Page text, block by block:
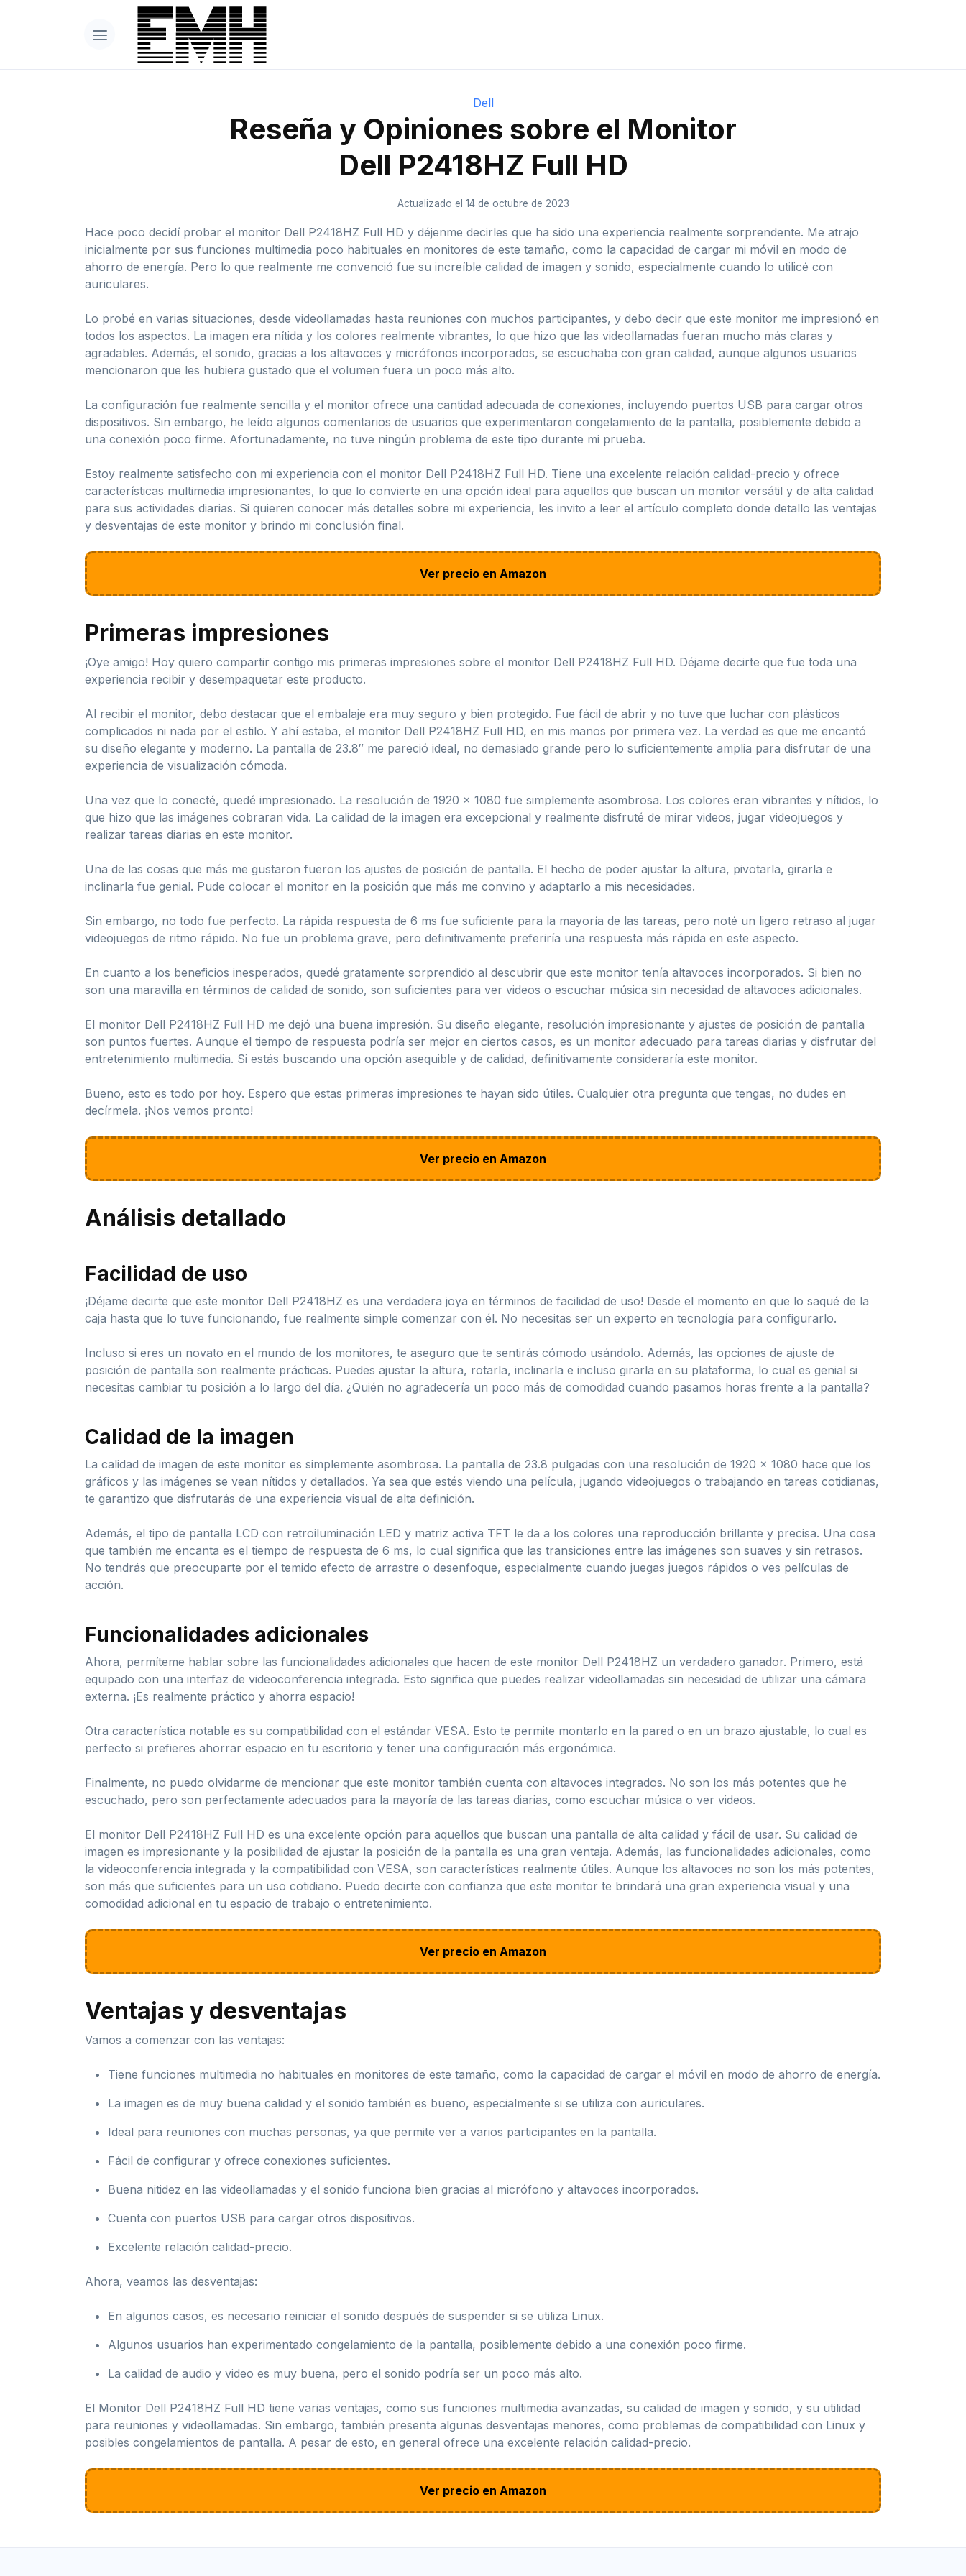
Dell
Reseña y Opiniones sobre el Monitor
Dell P2418HZ Full HD
Actualizado el 14 de octubre de 2023
Hace poco decidí probar el monitor Dell P2418HZ Full HD y déjenme decirles que ha sido una experiencia realmente sorprendente. Me atrajo
inicialmente por sus funciones multimedia poco habituales en monitores de este tamaño, como la capacidad de cargar mi móvil en modo de
ahorro de energía. Pero lo que realmente me convenció fue su increíble calidad de imagen y sonido, especialmente cuando lo utilicé con
auriculares.
Lo probé en varias situaciones, desde videollamadas hasta reuniones con muchos participantes, y debo decir que este monitor me impresionó en
todos los aspectos. La imagen era nítida y los colores realmente vibrantes, lo que hizo que las videollamadas fueran mucho más claras y
agradables. Además, el sonido, gracias a los altavoces y micrófonos incorporados, se escuchaba con gran calidad, aunque algunos usuarios
mencionaron que les hubiera gustado que el volumen fuera un poco más alto.
La configuración fue realmente sencilla y el monitor ofrece una cantidad adecuada de conexiones, incluyendo puertos USB para cargar otros
dispositivos. Sin embargo, he leído algunos comentarios de usuarios que experimentaron congelamiento de la pantalla, posiblemente debido a
una conexión poco firme. Afortunadamente, no tuve ningún problema de este tipo durante mi prueba.
Estoy realmente satisfecho con mi experiencia con el monitor Dell P2418HZ Full HD. Tiene una excelente relación calidad-precio y ofrece
características multimedia impresionantes, lo que lo convierte en una opción ideal para aquellos que buscan un monitor versátil y de alta calidad
para sus actividades diarias. Si quieren conocer más detalles sobre mi experiencia, les invito a leer el artículo completo donde detallo las ventajas
y desventajas de este monitor y brindo mi conclusión final.
Ver precio en Amazon
Primeras impresiones
¡Oye amigo! Hoy quiero compartir contigo mis primeras impresiones sobre el monitor Dell P2418HZ Full HD. Déjame decirte que fue toda una
experiencia recibir y desempaquetar este producto.
Al recibir el monitor, debo destacar que el embalaje era muy seguro y bien protegido. Fue fácil de abrir y no tuve que luchar con plásticos
complicados ni nada por el estilo. Y ahí estaba, el monitor Dell P2418HZ Full HD, en mis manos por primera vez. La verdad es que me encantó
su diseño elegante y moderno. La pantalla de 23.8″ me pareció ideal, no demasiado grande pero lo suficientemente amplia para disfrutar de una
experiencia de visualización cómoda.
Una vez que lo conecté, quedé impresionado. La resolución de 1920 x 1080 fue simplemente asombrosa. Los colores eran vibrantes y nítidos, lo
que hizo que las imágenes cobraran vida. La calidad de la imagen era excepcional y realmente disfruté de mirar videos, jugar videojuegos y
realizar tareas diarias en este monitor.
Una de las cosas que más me gustaron fueron los ajustes de posición de pantalla. El hecho de poder ajustar la altura, pivotarla, girarla e
inclinarla fue genial. Pude colocar el monitor en la posición que más me convino y adaptarlo a mis necesidades.
Sin embargo, no todo fue perfecto. La rápida respuesta de 6 ms fue suficiente para la mayoría de las tareas, pero noté un ligero retraso al jugar
videojuegos de ritmo rápido. No fue un problema grave, pero definitivamente preferiría una respuesta más rápida en este aspecto.
En cuanto a los beneficios inesperados, quedé gratamente sorprendido al descubrir que este monitor tenía altavoces incorporados. Si bien no
son una maravilla en términos de calidad de sonido, son suficientes para ver videos o escuchar música sin necesidad de altavoces adicionales.
El monitor Dell P2418HZ Full HD me dejó una buena impresión. Su diseño elegante, resolución impresionante y ajustes de posición de pantalla
son puntos fuertes. Aunque el tiempo de respuesta podría ser mejor en ciertos casos, es un monitor adecuado para tareas diarias y disfrutar del
entretenimiento multimedia. Si estás buscando una opción asequible y de calidad, definitivamente consideraría este monitor.
Bueno, esto es todo por hoy. Espero que estas primeras impresiones te hayan sido útiles. Cualquier otra pregunta que tengas, no dudes en
decírmela. ¡Nos vemos pronto!
Ver precio en Amazon
Análisis detallado
Facilidad de uso
¡Déjame decirte que este monitor Dell P2418HZ es una verdadera joya en términos de facilidad de uso! Desde el momento en que lo saqué de la
caja hasta que lo tuve funcionando, fue realmente simple comenzar con él. No necesitas ser un experto en tecnología para configurarlo.
Incluso si eres un novato en el mundo de los monitores, te aseguro que te sentirás cómodo usándolo. Además, las opciones de ajuste de
posición de pantalla son realmente prácticas. Puedes ajustar la altura, rotarla, inclinarla e incluso girarla en su plataforma, lo cual es genial si
necesitas cambiar tu posición a lo largo del día. ¿Quién no agradecería un poco más de comodidad cuando pasamos horas frente a la pantalla?
Calidad de la imagen
La calidad de imagen de este monitor es simplemente asombrosa. La pantalla de 23.8 pulgadas con una resolución de 1920 x 1080 hace que los
gráficos y las imágenes se vean nítidos y detallados. Ya sea que estés viendo una película, jugando videojuegos o trabajando en tareas cotidianas,
te garantizo que disfrutarás de una experiencia visual de alta definición.
Además, el tipo de pantalla LCD con retroiluminación LED y matriz activa TFT le da a los colores una reproducción brillante y precisa. Una cosa
que también me encanta es el tiempo de respuesta de 6 ms, lo cual significa que las transiciones entre las imágenes son suaves y sin retrasos.
No tendrás que preocuparte por el temido efecto de arrastre o desenfoque, especialmente cuando juegas juegos rápidos o ves películas de
acción.
Funcionalidades adicionales
Ahora, permíteme hablar sobre las funcionalidades adicionales que hacen de este monitor Dell P2418HZ un verdadero ganador. Primero, está
equipado con una interfaz de videoconferencia integrada. Esto significa que puedes realizar videollamadas sin necesidad de utilizar una cámara
externa. ¡Es realmente práctico y ahorra espacio!
Otra característica notable es su compatibilidad con el estándar VESA. Esto te permite montarlo en la pared o en un brazo ajustable, lo cual es
perfecto si prefieres ahorrar espacio en tu escritorio y tener una configuración más ergonómica.
Finalmente, no puedo olvidarme de mencionar que este monitor también cuenta con altavoces integrados. No son los más potentes que he
escuchado, pero son perfectamente adecuados para la mayoría de las tareas diarias, como escuchar música o ver videos.
El monitor Dell P2418HZ Full HD es una excelente opción para aquellos que buscan una pantalla de alta calidad y fácil de usar. Su calidad de
imagen es impresionante y la posibilidad de ajustar la posición de la pantalla es una gran ventaja. Además, las funcionalidades adicionales, como
la videoconferencia integrada y la compatibilidad con VESA, son características realmente útiles. Aunque los altavoces no son los más potentes,
son más que suficientes para un uso cotidiano. Puedo decirte con confianza que este monitor te brindará una gran experiencia visual y una
comodidad adicional en tu espacio de trabajo o entretenimiento.
Ver precio en Amazon
Ventajas y desventajas
Vamos a comenzar con las ventajas:
Tiene funciones multimedia no habituales en monitores de este tamaño, como la capacidad de cargar el móvil en modo de ahorro de energía.
La imagen es de muy buena calidad y el sonido también es bueno, especialmente si se utiliza con auriculares.
Ideal para reuniones con muchas personas, ya que permite ver a varios participantes en la pantalla.
Fácil de configurar y ofrece conexiones suficientes.
Buena nitidez en las videollamadas y el sonido funciona bien gracias al micrófono y altavoces incorporados.
Cuenta con puertos USB para cargar otros dispositivos.
Excelente relación calidad-precio.
Ahora, veamos las desventajas:
En algunos casos, es necesario reiniciar el sonido después de suspender si se utiliza Linux.
Algunos usuarios han experimentado congelamiento de la pantalla, posiblemente debido a una conexión poco firme.
La calidad de audio y video es muy buena, pero el sonido podría ser un poco más alto.
El Monitor Dell P2418HZ Full HD tiene varias ventajas, como sus funciones multimedia avanzadas, su calidad de imagen y sonido, y su utilidad
para reuniones y videollamadas. Sin embargo, también presenta algunas desventajas menores, como problemas de compatibilidad con Linux y
posibles congelamientos de pantalla. A pesar de esto, en general ofrece una excelente relación calidad-precio.
Ver precio en Amazon